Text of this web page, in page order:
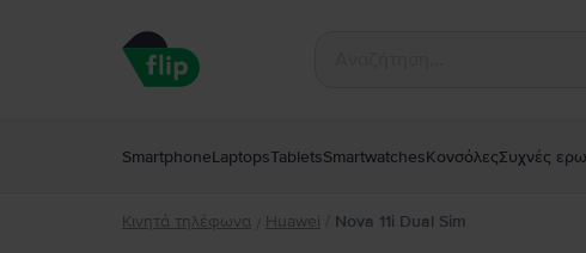
SmartphoneLaptopsTabletsSmartwatchesΚονσόλεςΣυχνές
Κινητά τηλέφωνα / Huawei / Nova 11i Dual Sim